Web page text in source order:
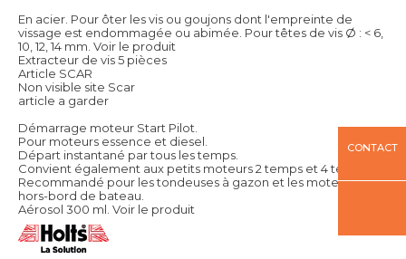
En acier. Pour ôter les vis ou goujons dont l'empreinte de
vissage est endommagée ou abimée. Pour têtes de vis Ø : < 6,
10, 12, 14 mm. Voir le produit
Extracteur de vis 5 pièces
Article SCAR
Non visible site Scar
article a garder
Démarrage moteur Start Pilot.
Pour moteurs essence et diesel.
Départ instantané par tous les temps.
Convient également aux petits moteurs 2 temps et 4 temps.
Recommandé pour les tondeuses à gazon et les moteurs
hors-bord de bateau.
Aérosol 300 ml. Voir le produit
CONTACT